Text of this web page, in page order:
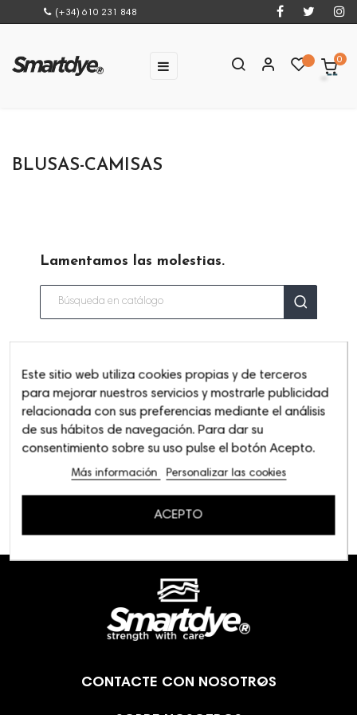
(+34) 610 231 848
Navegación
☰ 0
BLUSAS-CAMISAS
Lamentamos las molestias.
CONTACTE CON NOSOTROS

Este sitio web utiliza cookies propias y de terceros
para mejorar nuestros servicios y mostrarle publicidad
relacionada con sus preferencias mediante el análisis
de sus hábitos de navegación. Para dar su
consentimiento sobre su uso pulse el botón Acepto.
Más información Personalizar las cookies
ACEPTO